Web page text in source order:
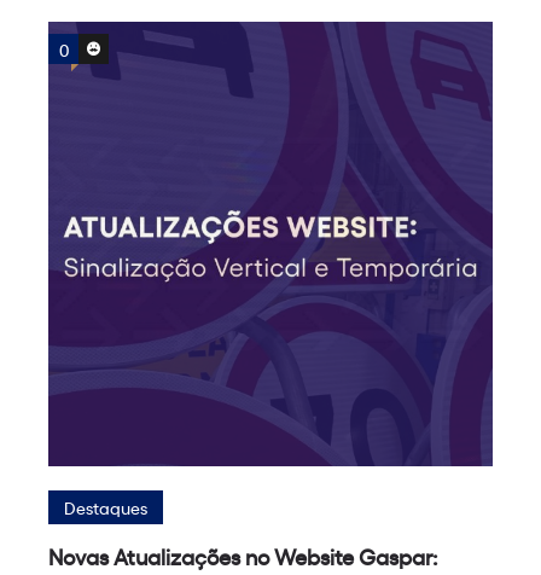
0 0
Destaques
Novas Atualizações no Website Gaspar: